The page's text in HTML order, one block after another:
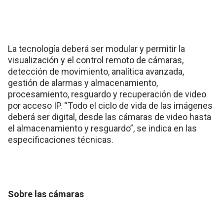
La tecnología deberá ser modular y permitir la
visualización y el control remoto de cámaras,
detección de movimiento, analítica avanzada,
gestión de alarmas y almacenamiento,
procesamiento, resguardo y recuperación de video
por acceso IP. “Todo el ciclo de vida de las imágenes
deberá ser digital, desde las cámaras de video hasta
el almacenamiento y resguardo”, se indica en las
especificaciones técnicas.
Sobre las cámaras